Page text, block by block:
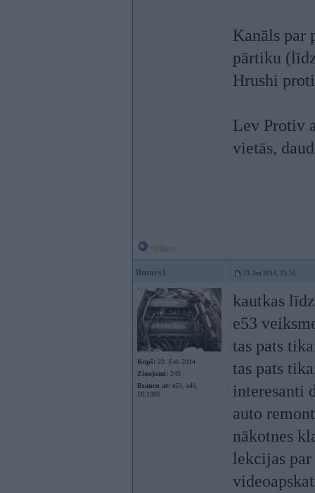
Kanāls par
pārtiku
Hrushi
Lev Protiv
vietās,
ilmars1 23. Jan 2016, 23:56
Kopš: 23. Feb 2014
Ziņojumi: 245
Braucu ar: e53, e46,
DL1000
kautkas
e53
tas pats
tas pats
interesanti
auto
nākotnes
lekcijas